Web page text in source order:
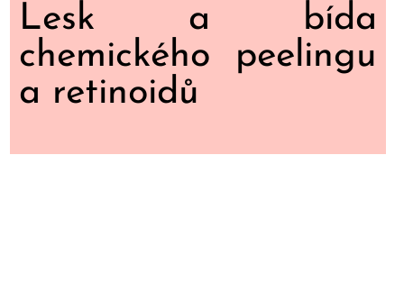
Lesk a bída
chemického peelingu
a retinoidů